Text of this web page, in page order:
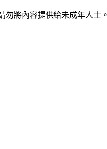
勿將內容提供給未成年人士。